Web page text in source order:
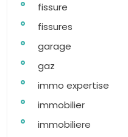
fissure
fissures
garage
gaz
immo expertise
immobilier
immobiliere